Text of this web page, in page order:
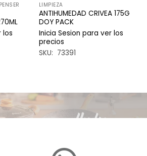
los
LIMPIEZA
ANTIHUMEDAD CRIVEA 175G
DOY PACK
Inicia Sesion para ver los
precios
SKU: 73391